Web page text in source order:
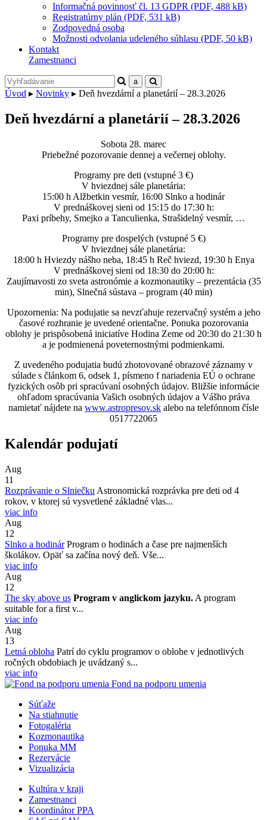
Informačná povinnosť čl. 13 GDPR (PDF, 488 kB)
Registratúrny plán (PDF, 531 kB)
Zodpovedná osoba
Možnosti odvolania udeleného súhlasu (PDF, 50 kB)
Kontakt
Zamestnanci
Úvod ▸ Novinky ▸ Deň hvezdární a planetárií – 28.3.2026
Deň hvezdární a planetárií – 28.3.2026
Sobota 28. marec
Priebežné pozorovanie dennej a večernej oblohy.
Programy pre deti (vstupné 3 €)
V hviezdnej sále planetária:
15:00 h Alžbetkin vesmír, 16:00 Slnko a hodinár
V prednáškovej sieni od 15:15 do 17:30 h:
Paxi príbehy, Smejko a Tanculienka, Strašidelný vesmír, …
Programy pre dospelých (vstupné 5 €)
V hviezdnej sále planetária:
18:00 h Hviezdy nášho neba, 18:45 h Reč hviezd, 19:30 h Enya
V prednáškovej sieni od 18:30 do 20:00 h:
Zaujímavosti zo sveta astronómie a kozmonautiky – prezentácia (35
min), Slnečná sústava – program (40 min)
Upozornenia: Na podujatie sa nevzťahuje rezervačný systém a jeho
časové rozhranie je uvedené orientačne. Ponuka pozorovania
oblohy je prispôsobená iniciatíve Hodina Zeme od 20:30 do 21:30 h
a je podmienená poveternostnými podmienkami.
Z uvedeného podujatia budú zhotovované obrazové záznamy v
súlade s článkom 6, odsek 1, písmeno f nariadenia EÚ o ochrane
fyzických osôb pri spracúvaní osobných údajov. Bližšie informácie
ohľadom spracúvania Vašich osobných údajov a Vášho práva
namietať nájdete na www.astropresov.sk alebo na telefónnom čísle
0517722065
Kalendár podujatí
Aug
11
Rozprávanie o Slniečku Astronomická rozprávka pre deti od 4
rokov, v ktorej sú vysvetlené základné vlas...
viac info
Aug
12
Slnko a hodinárProgram o hodinách a čase pre najmenších
školákov. Opäť sa začína nový deň. Vše...
viac info
Aug
12
The sky above us Program v anglickom jazyku. A program
suitable for a first v...
viac info
Aug
13
Letná obloha Patrí do cyklu programov o oblohe v jednotlivých
ročných obdobiach je uvádzaný s...
viac info
Fond na podporu umenia
Súťaže
Na stiahnutie
Fotogaléria
Kozmonautika
Ponuka MM
Rezervácie
Vizualizácia
Kultúra v kraji
Zamestnanci
Koordinátor PPA